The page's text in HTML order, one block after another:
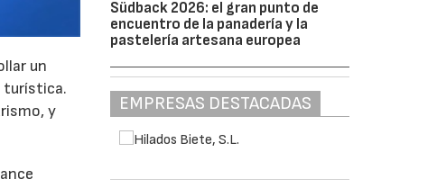
un
turística.
y
Südback 2026: el gran punto de
encuentro de la panadería y la
pastelería artesana europea
EMPRESAS DESTACADAS